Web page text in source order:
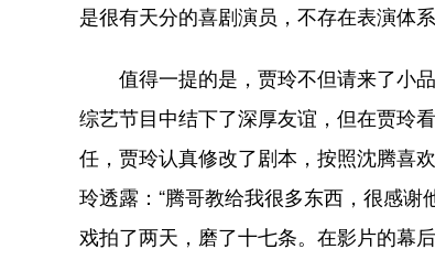
是很有天分的喜剧演员，不存在表演体
值得一提的是，贾玲不但请来了小品
综艺节目中结下了深厚友谊，但在贾玲
任，贾玲认真修改了剧本，按照沈腾喜
玲透露：“腾哥教给我很多东西，很感
戏拍了两天，磨了十七条。在影片的幕